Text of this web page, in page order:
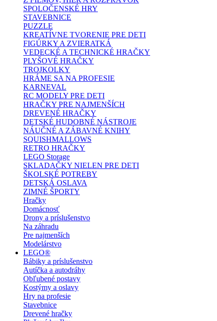
SPOLOČENSKÉ HRY
STAVEBNICE
PUZZLE
KREATÍVNE TVORENIE PRE DETI
FIGÚRKY A ZVIERATKÁ
VEDECKÉ A TECHNICKÉ HRAČKY
PLYŠOVÉ HRAČKY
TROJKOLKY
HRÁME SA NA PROFESIE
KARNEVAL
RC MODELY PRE DETI
HRAČKY PRE NAJMENŠÍCH
DREVENÉ HRAČKY
DETSKÉ HUDOBNÉ NÁSTROJE
NÁUČNÉ A ZÁBAVNÉ KNIHY
SQUISHMALLOWS
RETRO HRAČKY
LEGO Storage
SKLADAČKY NIELEN PRE DETI
ŠKOLSKÉ POTREBY
DETSKÁ OSLAVA
ZIMNÉ ŠPORTY
Hračky
Domácnosť
Drony a príslušenstvo
Na záhradu
Pre najmenších
Modelárstvo
LEGO®
Bábiky a príslušenstvo
Autíčka a autodráhy
Obľubené postavy
Kostýmy a oslavy
Hry na profesie
Stavebnice
Drevené hračky